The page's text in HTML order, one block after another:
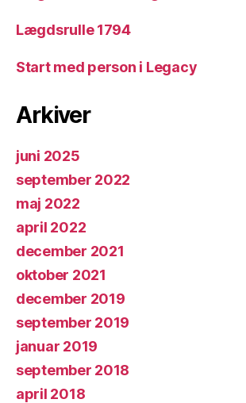
Lægdsrulle 1794
Start med person i Legacy
Arkiver
juni 2025
september 2022
maj 2022
april 2022
december 2021
oktober 2021
december 2019
september 2019
januar 2019
september 2018
april 2018